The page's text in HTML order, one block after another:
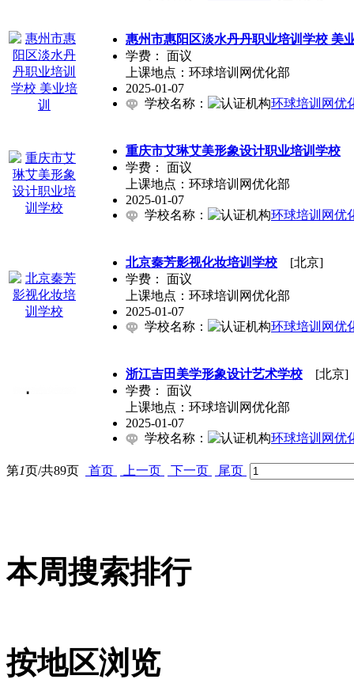
惠州市惠阳区淡水丹丹职业培训学校 美
学费： 面议
上课地点：环球培训网优化部
2025-01-07
学校名称：
环球培训网优
重庆市艾琳艾美形象设计职业培训学校
学费： 面议
上课地点：环球培训网优化部
2025-01-07
学校名称：
环球培训网优
北京秦芳影视化妆培训学校 [北京]
学费： 面议
上课地点：环球培训网优化部
2025-01-07
学校名称：
环球培训网优
浙江吉田美学形象设计艺术学校 [北京]
学费： 面议
上课地点：环球培训网优化部
2025-01-07
学校名称：
环球培训网优
第1页/共89页 首页 上一页 下一页 尾页
本周搜索排行
按地区浏览